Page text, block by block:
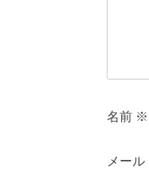
名前 ※
メール